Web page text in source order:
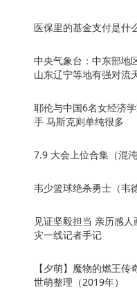
医保里的基金支付是什
中央气象台：中东部地
山东辽宁等地有强对流
耶伦与中国6名女经济
手 马斯克则单纯很多
7.9 大会上位合集（混沌
韦少篮球绝杀勇士（韦
见证坚毅担当 亲历感
灾一线记者手记
【夕萌】魔物的燃王
世萌整理（2019年）